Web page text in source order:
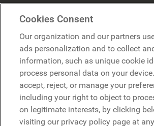
Industries
Retail
Services financiers
Énergie
Contenus
Digital
Intranet
Intranet
Cookies Consent
Our organization and our partners
ads personalization and to collect
information, such as unique cookie
process personal data on your
accept, reject, or manage your
including your right to object to
on legitimate interests, by clicking
visiting our privacy policy page at